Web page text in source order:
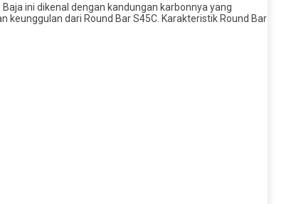
ini dikenal dengan kandungan karbonnya yang
dari Round Bar S45C. Karakteristik Round Bar